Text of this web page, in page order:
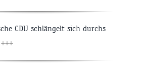
CDU schlängelt sich durchs
+++